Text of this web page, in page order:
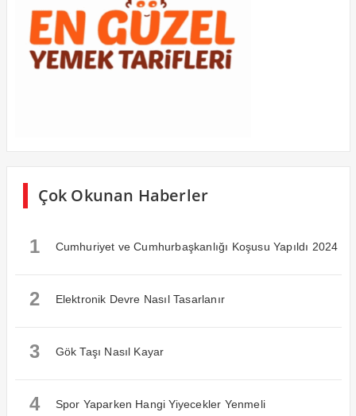
Çok Okunan Haberler
1 Cumhuriyet ve Cumhurbaşkanlığı Koşusu Yapıldı 2024
2 Elektronik Devre Nasıl Tasarlanır
3 Gök Taşı Nasıl Kayar
4 Spor Yaparken Hangi Yiyecekler Yenmeli